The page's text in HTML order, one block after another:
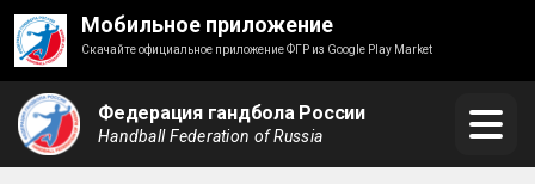
Мобильное приложение
Скачайте официальное приложение ФГР из Google Play Market
Федерация гандбола России
Handball Federation of Russia